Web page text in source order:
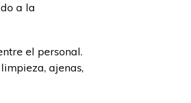
a la
el personal.
ajenas,